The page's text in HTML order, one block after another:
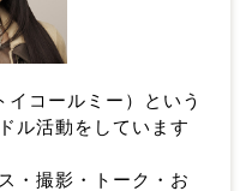
コールミー）という
ル活動をしています
・撮影・トーク・お